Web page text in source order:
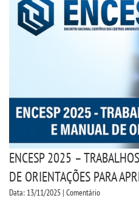
ENCESP 2025 –
DE ORIENTAÇÕES PARA
Data: 13/11/2025 | Comentário